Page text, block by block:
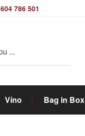
604 786 501
Víno Bag in Box